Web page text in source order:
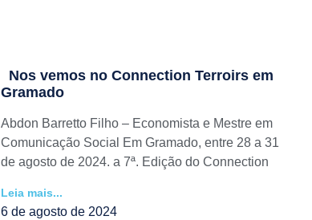
Nos vemos no Connection Terroirs em
Gramado
Abdon Barretto Filho – Economista e Mestre em
Comunicação Social Em Gramado, entre 28 a 31
de agosto de 2024. a 7ª. Edição do Connection
Leia mais...
6 de agosto de 2024